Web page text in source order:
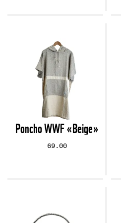
Poncho WWF «Beige»
69.00